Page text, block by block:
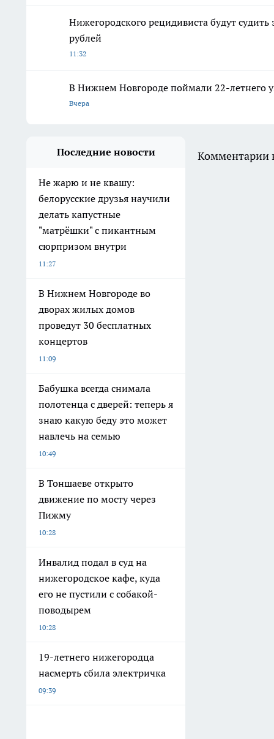
Нижегородского рецидивиста будут
рублей
11:32
В Нижнем Новгороде поймали 22-летнего
Вчера
Последние новости
Не жарю и не квашу:
белорусские друзья научили
делать капустные
"матрёшки" с пикантным
сюрпризом внутри
11:27
В Нижнем Новгороде во
дворах жилых домов
проведут 30 бесплатных
концертов
11:09
Бабушка всегда снимала
полотенца с дверей: теперь я
знаю какую беду это может
навлечь на семью
10:49
В Тоншаеве открыто
движение по мосту через
Пижму
10:28
Инвалид подал в суд на
нижегородское кафе, куда
его не пустили с собакой-
поводырем
10:28
19-летнего нижегородца
насмерть сбила электричка
09:39
Комментарии